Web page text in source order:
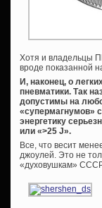
Хотя и владельцы
вроде показанной
И, наконец, о
пневматики. Так
допустимы на
«супермагнумов»
энергетику
или «>25 J».
Все, что весит
джоулей. Это не
«духовушкам»